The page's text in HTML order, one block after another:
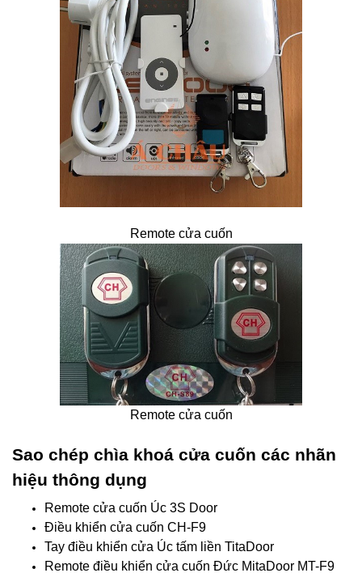
Remote cửa cuốn
Remote cửa cuốn
Sao chép chìa khoá cửa cuốn các nhãn
hiệu thông dụng
Remote cửa cuốn Úc 3S Door
Điều khiển cửa cuốn CH-F9
Tay điều khiển cửa Úc tấm liền TitaDoor
Remote điều khiển cửa cuốn Đức MitaDoor MT-F9